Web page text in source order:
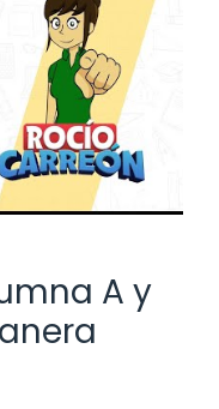
A y